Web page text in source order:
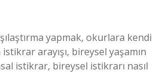
yapmak, okurlara kendi
arayışı, bireysel yaşamın
istikrar, bireysel istikrarı nasıl